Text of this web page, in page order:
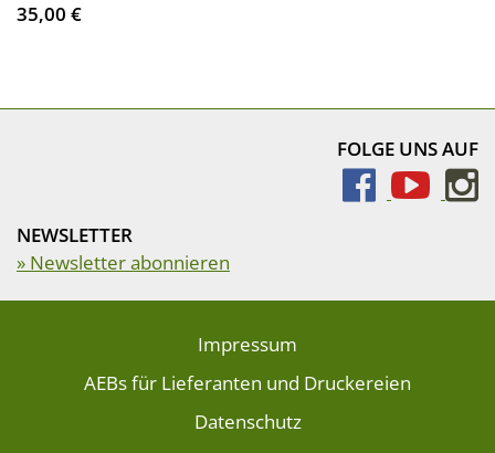
35,00 €
FOLGE UNS AUF
NEWSLETTER
» Newsletter abonnieren
Impressum
AEBs für Lieferanten und Druckereien
Datenschutz